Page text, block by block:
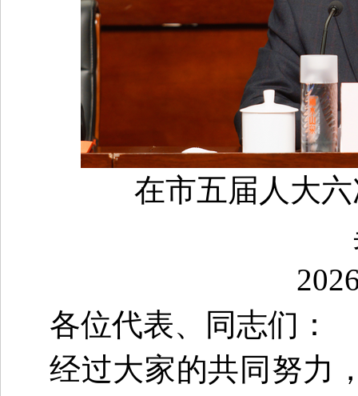
在市五届人大
各位代表、同志们：
经过大家的共同努力